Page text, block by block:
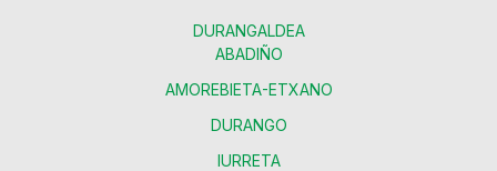
DURANGALDEA
ABADIÑO
AMOREBIETA-ETXANO
DURANGO
IURRETA